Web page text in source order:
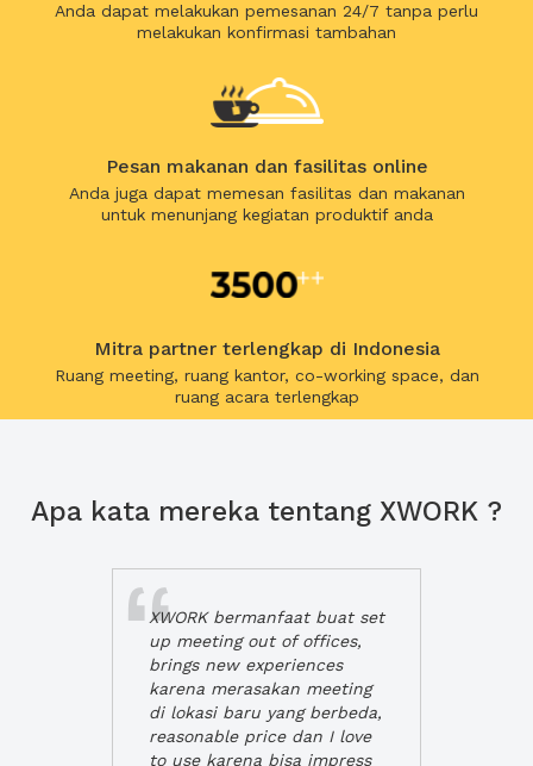
Anda dapat melakukan pemesanan 24/7 tanpa perlu
melakukan konfirmasi tambahan
Pesan makanan dan fasilitas online
Anda juga dapat memesan fasilitas dan makanan
untuk menunjang kegiatan produktif anda
Mitra partner terlengkap di Indonesia
Ruang meeting, ruang kantor, co-working space, dan
ruang acara terlengkap
Apa kata mereka tentang XWORK ?
XWORK bermanfaat buat set
up meeting out of offices,
brings new experiences
karena merasakan meeting
di lokasi baru yang berbeda,
reasonable price dan I love
to use karena bisa impress